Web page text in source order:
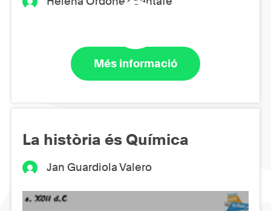
Més informació
La història és Química
Jan Guardiola Valero